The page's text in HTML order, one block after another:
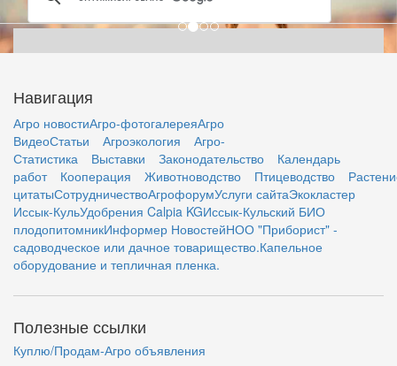
Навигация
Агро новостиАгро-фотогалереяАгро
ВидеоСтатьи Агроэкология
Агро-
Статистика
Выставки Законодательство
Календарь
работ
Кооперация Животноводство Птицеводство
цитатыСотрудничествоАгрофорумУслуги сайтаЭкокластер
Иссык-КульУдобрения Calpia KGИссык-Кульский БИО
плодопитомникИнформер НовостейНОО "Приборист" -
садоводческое или дачное товарищество.Капельное
оборудование и тепличная пленка.
Полезные ссылки
Куплю/Продам-Агро объявления